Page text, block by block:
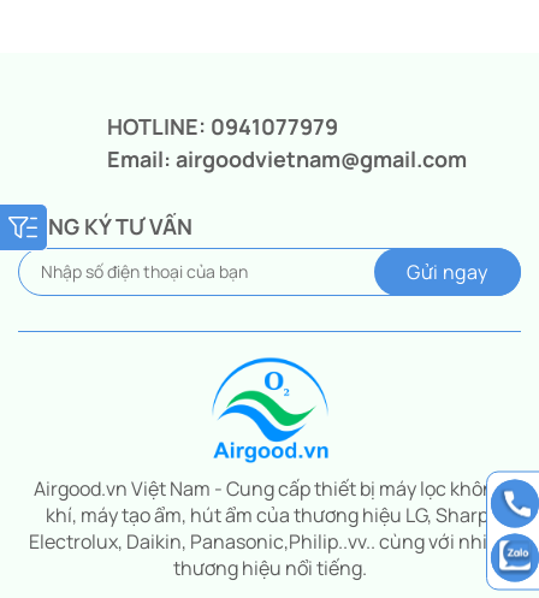
HOTLINE: 0941077979
Email: airgoodvietnam@gmail.com
ĐĂNG KÝ TƯ VẤN
Airgood.vn Việt Nam - Cung cấp thiết bị máy lọc không
khí, máy tạo ẩm, hút ẩm của thương hiệu LG, Sharp,
Electrolux, Daikin, Panasonic,Philip..vv.. cùng với nhiều
thương hiệu nổi tiếng.